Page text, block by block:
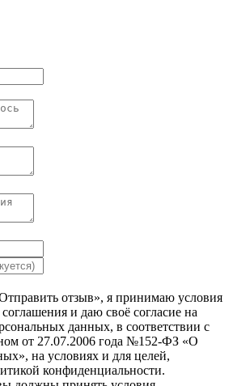
отзыв», я принимаю условия
и даю своё согласие на
данных, в соответствии с
от 27.07.2006 года №152-ФЗ «О
на условиях и для целей,
конфиденциальности.